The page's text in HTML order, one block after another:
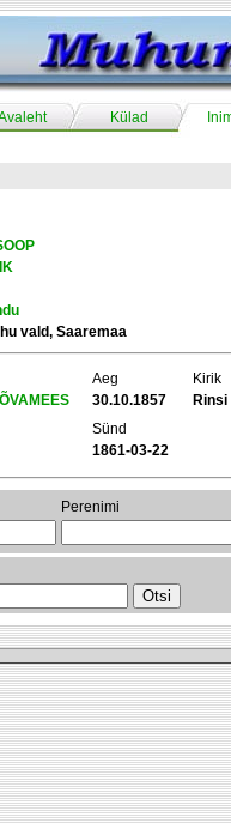
Külad
vald, Saaremaa
Aeg
Kirik
30.10.1857
Rinsi
Sünd
1861-03-22
Perenimi